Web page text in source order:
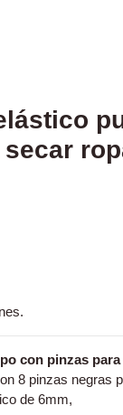
con pinzas
8 pinzas negras
de 6mm,